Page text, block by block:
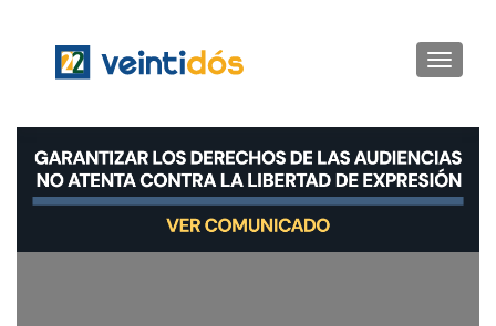
Toggle